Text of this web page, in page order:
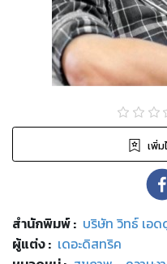
เพิ่
สำนักพิมพ์: บริษัท วิทธ์ เอ
ผู้แต่ง : เดอะดิสทริค